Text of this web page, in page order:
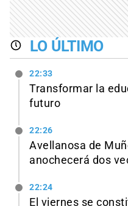
LO ÚLTIMO
22:33
Transformar la
futuro
22:26
Avellanosa de
anochecerá dos
22:24
El viernes se